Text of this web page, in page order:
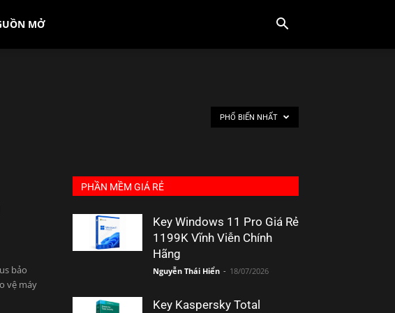
MỞ
PHỔ BIẾN NHẤT
bảo
vệ máy
PHẦN MỀM GIÁ RẺ
Key Windows 11 Pro Giá Rẻ
1199K Vĩnh Viễn Chính
Hãng
Nguyễn Thái Hiển - 18/07/2026
Key Kaspersky Total